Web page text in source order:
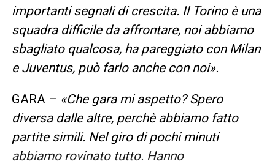
importanti segnali di crescita. Il Torino è una
squadra difficile da affrontare, noi abbiamo
sbagliato qualcosa, ha pareggiato con Milan
e Juventus, può farlo anche con noi».
GARA – «Che gara mi aspetto? Spero
diversa dalle altre, perchè abbiamo fatto
partite simili. Nel giro di pochi minuti
abbiamo rovinato tutto. Hanno